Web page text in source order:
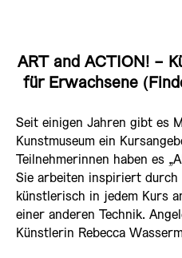
ART and ACTION! -
für Erwachsene
Seit einigen Jahren gibt es
Kunstmuseum ein
Teilnehmerinnen haben es
Sie arbeiten inspiriert durch
künstlerisch in jedem Kurs
einer anderen Technik.
Künstlerin Rebecca